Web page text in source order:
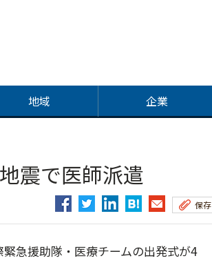
地域 企業
震で医師派遣
保存
急援助隊・医療チームの出発式が4